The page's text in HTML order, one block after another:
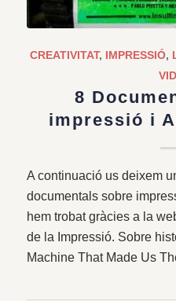
CREATIVITAT, IMPRESSIÓ,
8
impressió i
A continuació us deixem
documentals sobre
hem trobat gràcies a la
de la Impressió. Sobre
Machine That Made Us